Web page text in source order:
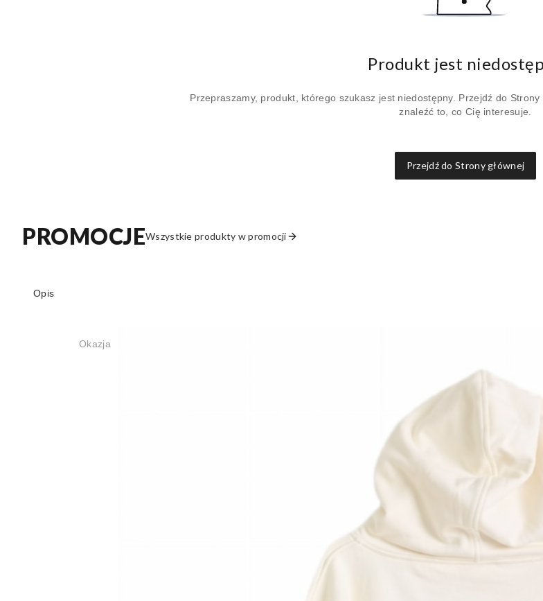
Produkt jest
Przepraszamy, produkt, którego szukasz jest niedostępny. Przejdź do
znaleźć to, co Cię interesuje.
Przejdź do Strony głównej
PROMOCJEWszystkie produkty w promocji
Opis
Okazja